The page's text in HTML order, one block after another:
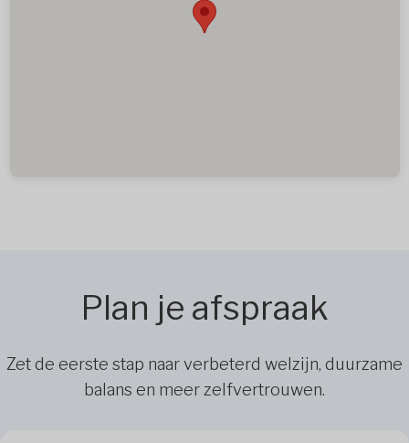
Plan je afspraak
Zet de eerste stap naar verbeterd welzijn, duurzame
balans en meer zelfvertrouwen.